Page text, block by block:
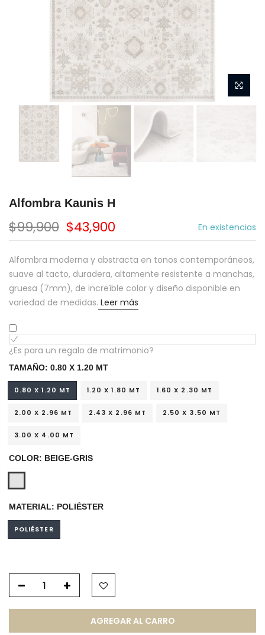
Alfombra Kaunis H
$99,900 $43,900 En existencias
Alfombra moderna y abstracta en tonos contemporáneos,
suave al tacto, duradera, altamente resistente a manchas,
gruesa (7mm), de increíble color y diseño disponible en
variedad de medidas. Leer más
¿Es para un regalo de matrimonio?
TAMAÑO: 0.80 X 1.20 MT
0.80 X 1.20 MT 1.20 X 1.80 MT 1.60 X 2.30 MT
2.00 X 2.96 MT 2.43 X 2.96 MT 2.50 X 3.50 MT
3.00 X 4.00 MT
COLOR: BEIGE-GRIS
MATERIAL: POLIÉSTER
POLIÉSTER
AGREGAR AL CARRO